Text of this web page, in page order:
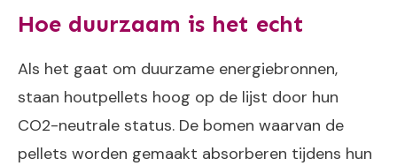
Hoe duurzaam is het echt
Als het gaat om duurzame energiebronnen,
staan houtpellets hoog op de lijst door hun
CO2-neutrale status. De bomen waarvan de
pellets worden gemaakt absorberen tijdens hun